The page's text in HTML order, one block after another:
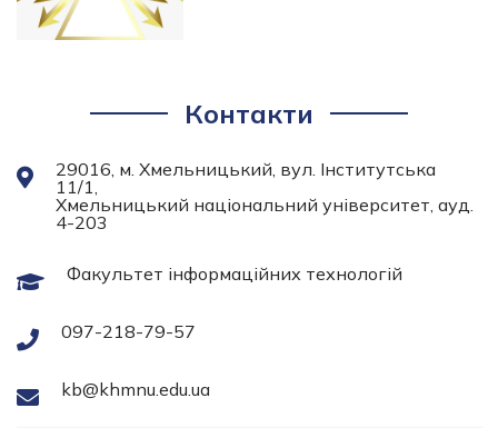
Контакти
29016, м. Хмельницький, вул. Інститутська
11/1,
Хмельницький національний університет, ауд.
4-203
Факультет інформаційних технологій
097-218-79-57
kb@khmnu.edu.ua